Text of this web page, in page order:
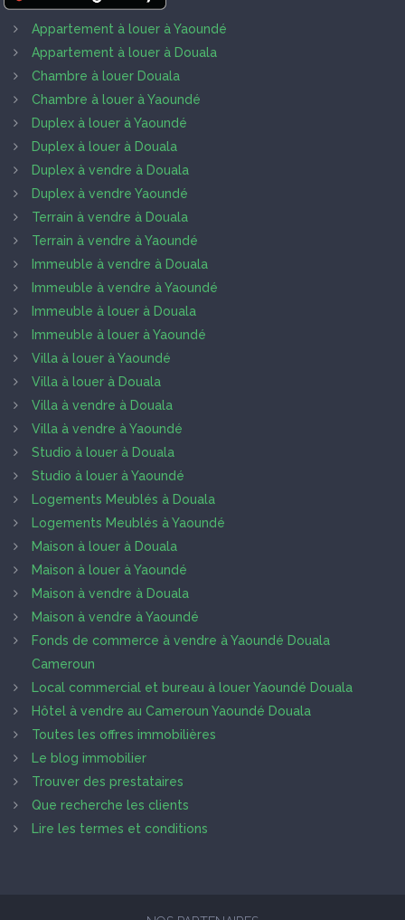
Appartement à louer à Yaoundé
Appartement à louer à Douala
Chambre à louer Douala
Chambre à louer à Yaoundé
Duplex à louer à Yaoundé
Duplex à louer à Douala
Duplex à vendre à Douala
Duplex à vendre Yaoundé
Terrain à vendre à Douala
Terrain à vendre à Yaoundé
Immeuble à vendre à Douala
Immeuble à vendre à Yaoundé
Immeuble à louer à Douala
Immeuble à louer à Yaoundé
Villa à louer à Yaoundé
Villa à louer à Douala
Villa à vendre à Douala
Villa à vendre à Yaoundé
Studio à louer à Douala
Studio à louer à Yaoundé
Logements Meublés à Douala
Logements Meublés à Yaoundé
Maison à louer à Douala
Maison à louer à Yaoundé
Maison à vendre à Douala
Maison à vendre à Yaoundé
Fonds de commerce à vendre à Yaoundé Douala
Cameroun
Local commercial et bureau à louer Yaoundé Douala
Hôtel à vendre au Cameroun Yaoundé Douala
Toutes les offres immobilières
Le blog immobilier
Trouver des prestataires
Que recherche les clients
Lire les termes et conditions